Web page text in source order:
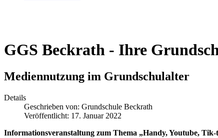
GGS Beckrath - Ihre
Mediennutzung im Grundschulalter
Details
Geschrieben von: Grundschule Beckrath
Veröffentlicht: 17. Januar 2022
Informationsveranstaltung zum Thema „Handy, Youtube,